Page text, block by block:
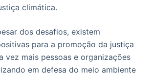
climática.
dos desafios, existem
para a promoção da justiça
vez mais pessoas e organizações
em defesa do meio ambiente